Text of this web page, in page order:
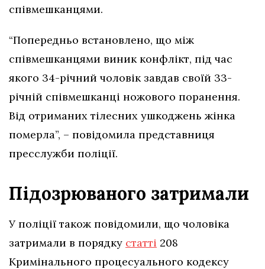
співмешканцями.
“Попередньо встановлено, що між
співмешканцями виник конфлікт, під час
якого 34-річний чоловік завдав своїй 33-
річній співмешканці ножового поранення.
Від отриманих тілесних ушкоджень жінка
померла”, – повідомила представниця
пресслужби поліції.
Підозрюваного затримали
У поліції також повідомили, що чоловіка
затримали в порядку статті 208
Кримінального процесуального кодексу